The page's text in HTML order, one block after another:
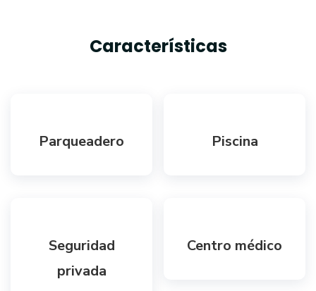
Características
Parqueadero Piscina
Seguridad
privada
Centro médico